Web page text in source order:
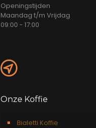
Openingstijden
Maandag t/m Vrijdag
09:00 - 17:00
Onze Koffie
Bialetti Koffie